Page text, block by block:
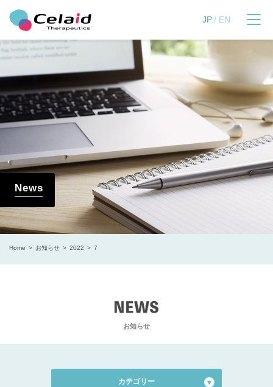
セレイドセラピュー
JP EN
News
Home お知らせ 2022 7
EWS
お知らせ
カテゴリー